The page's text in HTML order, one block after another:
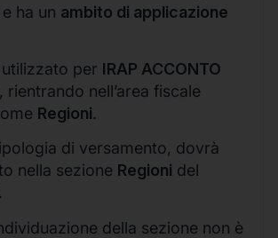
ha un ambito di applicazione
per IRAP ACCONTO
, rientrando nell’area fiscale
Regioni.
di versamento, dovrà
nella sezione Regioni del
della sezione non è